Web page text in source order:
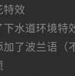
特效
下水道环境特
加了波兰语（